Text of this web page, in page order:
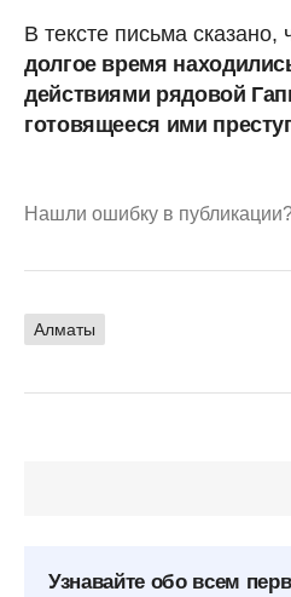
В тексте письма сказано,
долгое время
действиями рядовой
готовящееся ими
Нашли ошибку в
Алматы
Узнавайте обо всем